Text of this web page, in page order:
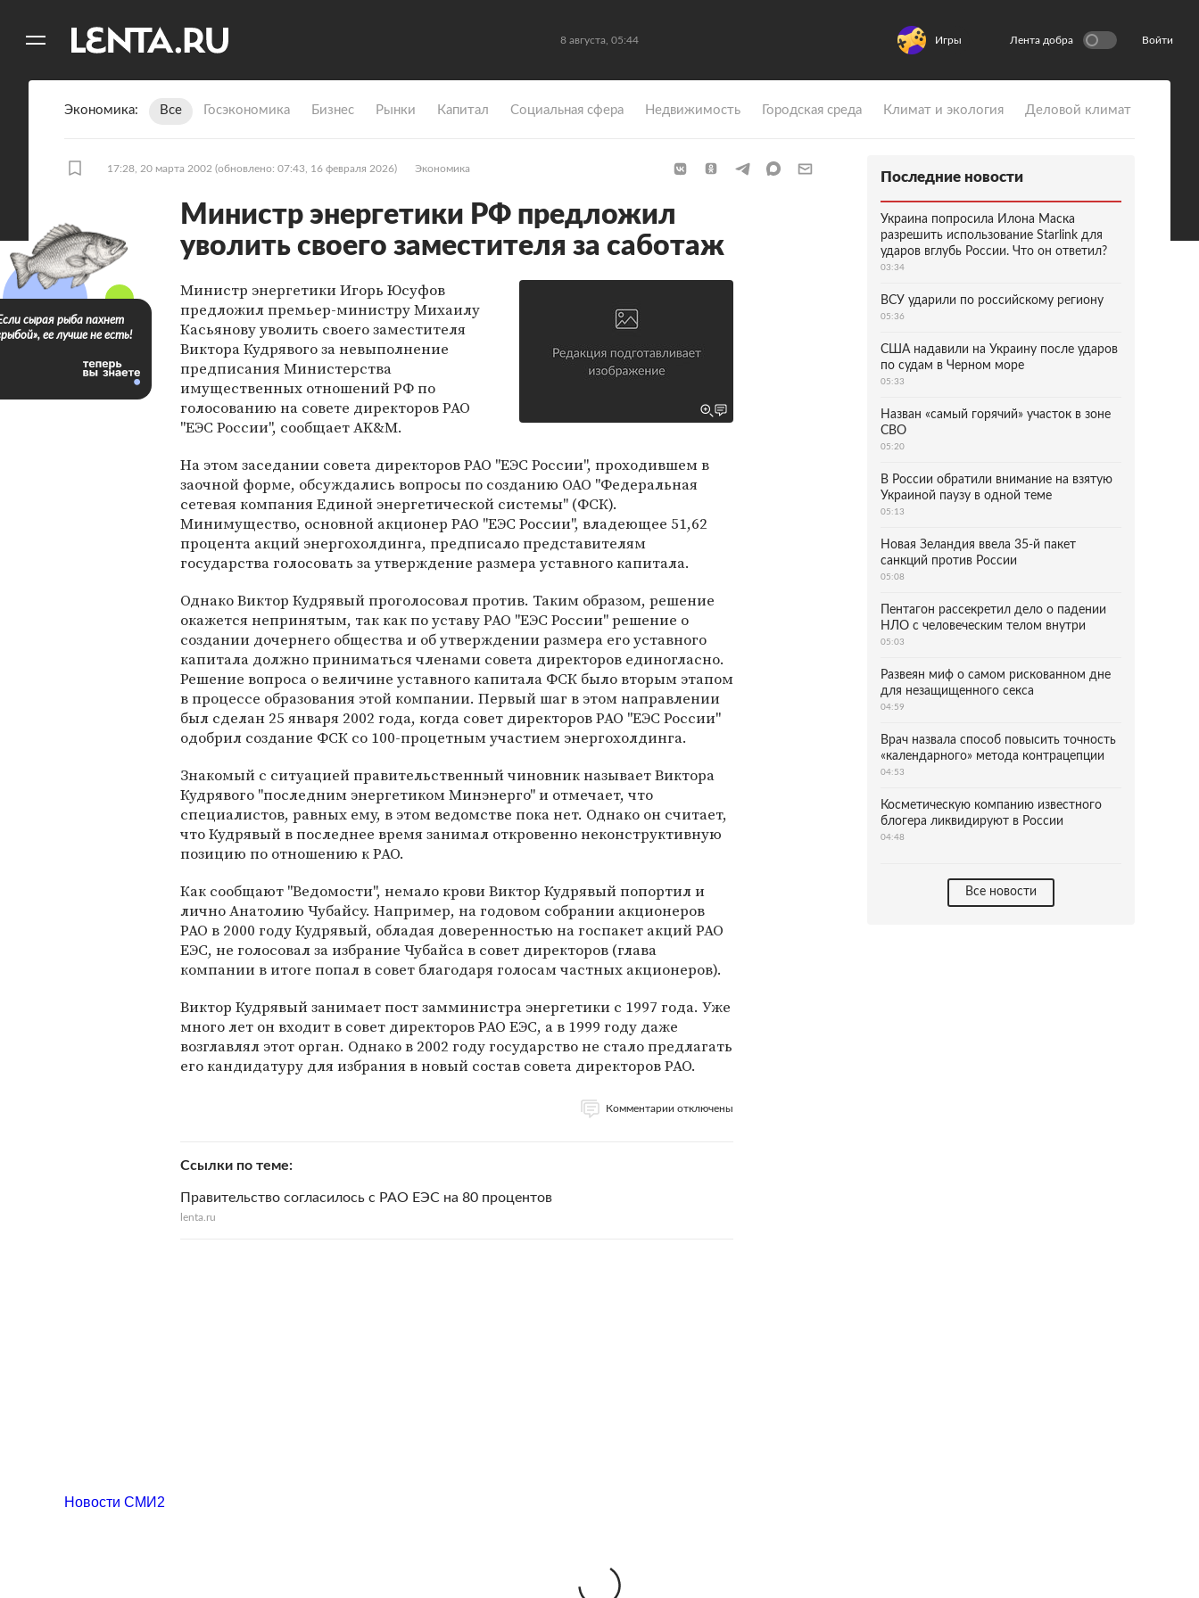
8 августа, 05:44 Игры Лента добра Войти
Экономика Все Госэкономика Бизнес Рынки Капитал Социальная сфера Недвижимость Городская среда Климат и экология Деловой климат
17:28, 20 марта 2002 (обновлено: 07:43, 16 февраля 2026) Экономика
Министр энергетики РФ предложил
уволить своего заместителя за саботаж
Министр энергетики Игорь Юсуфов
предложил премьер-министру Михаилу
Касьянову уволить своего заместителя
Виктора Кудрявого за невыполнение
предписания Министерства
имущественных отношений РФ по
голосованию на cовете директоров РАО
"ЕЭС России", сообщает AK&M.
На этом заседании совета директоров РАО "ЕЭС России", проходившем в
заочной форме, обсуждались вопросы по созданию ОАО "Федеральная
сетевая компания Единой энергетической системы" (ФСК).
Минимущество, основной акционер РАО "ЕЭС России", владеющее 51,62
процента акций энергохолдинга, предписало представителям
государства голосовать за утверждение размера уставного капитала.
Однако Виктор Кудрявый проголосовал против. Таким образом, решение
окажется непринятым, так как по уставу РАО "ЕЭС России" решение о
создании дочернего общества и об утверждении размера его уставного
капитала должно приниматься членами совета директоров единогласно.
Решение вопроса о величине уставного капитала ФСК было вторым этапом
в процессе образования этой компании. Первый шаг в этом направлении
был сделан 25 января 2002 года, когда совет директоров РАО "ЕЭС России"
одобрил создание ФСК со 100-процетным участием энергохолдинга.
Знакомый с ситуацией правительственный чиновник называет Виктора
Кудрявого "последним энергетиком Минэнерго" и отмечает, что
специалистов, равных ему, в этом ведомстве пока нет. Однако он считает,
что Кудрявый в последнее время занимал откровенно неконструктивную
позицию по отношению к РАО.
Как сообщают "Ведомости", немало крови Виктор Кудрявый попортил и
лично Анатолию Чубайсу. Например, на годовом собрании акционеров
РАО в 2000 году Кудрявый, обладая доверенностью на госпакет акций РАО
ЕЭС, не голосовал за избрание Чубайса в совет директоров (глава
компании в итоге попал в совет благодаря голосам частных акционеров).
Виктор Кудрявый занимает пост замминистра энергетики с 1997 года. Уже
много лет он входит в совет директоров РАО ЕЭС, а в 1999 году даже
возглавлял этот орган. Однако в 2002 году государство не стало предлагать
его кандидатуру для избрания в новый состав совета директоров РАО.
Комментарии отключены
Ссылки по теме
Правительство согласилось с РАО ЕЭС на 80 процентов
lenta.ru
сырая рыба пахнет
ее лучше не есть!
Последние новости
Украина попросила Илона Маска
разрешить использование Starlink для
ударов вглубь России. Что он ответил?
03:34
ВСУ ударили по российскому региону
05:36
США надавили на Украину после ударов
по судам в Черном море
05:33
Назван «самый горячий» участок в зоне
СВО
05:20
В России обратили внимание на взятую
Украиной паузу в одной теме
05:13
Новая Зеландия ввела 35-й пакет
санкций против России
05:08
Пентагон рассекретил дело о падении
НЛО с человеческим телом внутри
05:03
Развеян миф о самом рискованном дне
для незащищенного секса
04:59
Врач назвала способ повысить точность
«календарного» метода контрацепции
04:53
Косметическую компанию известного
блогера ликвидируют в России
04:48
Все новости
Новости СМИ2